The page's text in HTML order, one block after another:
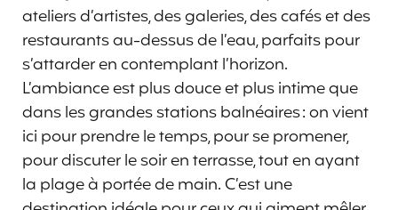
ateliers d’artistes, des galeries, des cafés et des
restaurants au-dessus de l’eau, parfaits pour
s’attarder en contemplant l’horizon.
L’ambiance est plus douce et plus intime que
dans les grandes stations balnéaires : on vient
ici pour prendre le temps, pour se promener,
pour discuter le soir en terrasse, tout en ayant
la plage à portée de main. C’est une